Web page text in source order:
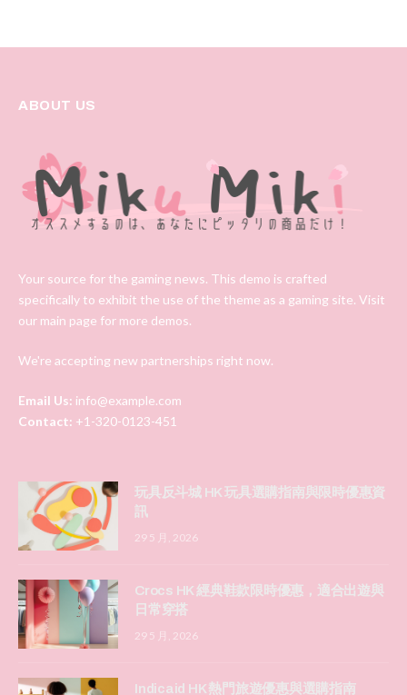
ABOUT US
Your source for the gaming news. This demo is crafted
specifically to exhibit the use of the theme as a gaming site. Visit
our main page for more demos.
We're accepting new partnerships right now.
Email Us: info@example.com
Contact: +1-320-0123-451
玩具反斗城 HK 玩具選購指南與限時優惠資
訊
29 5 月, 2026
Crocs HK 經典鞋款限時優惠，適合出遊與
日常穿搭
29 5 月, 2026
Indicaid HK 熱門旅遊優惠與選購指南